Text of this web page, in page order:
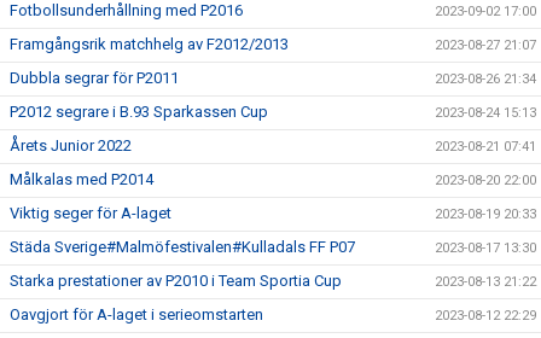
Fotbollsunderhållning med P2016 2023-09-02 17:00
Framgångsrik matchhelg av F2012/2013 2023-08-27 21:07
Dubbla segrar för P2011 2023-08-26 21:34
P2012 segrare i B.93 Sparkassen Cup 2023-08-24 15:13
Årets Junior 2022 2023-08-21 07:41
Målkalas med P2014 2023-08-20 22:00
Viktig seger för A-laget 2023-08-19 20:33
Städa Sverige#Malmöfestivalen#Kulladals FF P07 2023-08-17 13:30
Starka prestationer av P2010 i Team Sportia Cup 2023-08-13 21:22
Oavgjort för A-laget i serieomstarten 2023-08-12 22:29